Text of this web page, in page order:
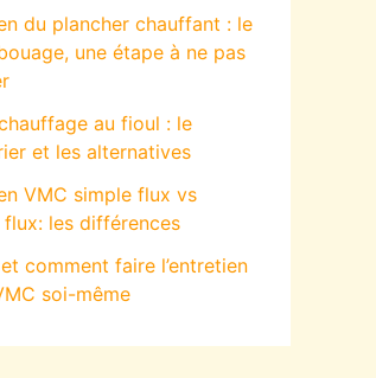
du plancher chauffant : le
une étape à ne pas
au fioul : le
et les alternatives
VMC simple flux vs
les différences
comment faire l’entretien
soi-même